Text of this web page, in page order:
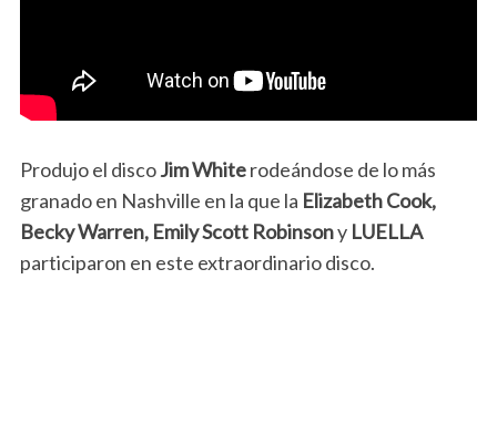
Produjo el discoJim Whiterodeándose de lo más
granado en Nashville en la que la Elizabeth Cook,
Becky Warren, Emily Scott Robinsony LUELLA
participaron en este extraordinario disco.